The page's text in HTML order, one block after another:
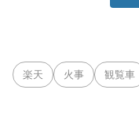
楽天 火事 観覧車